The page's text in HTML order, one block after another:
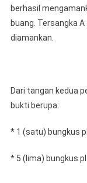
berhasil
buang. Tersangka
diamankan.
Dari tangan kedua
bukti berupa:
* 1 (satu) bungkus
* 5 (lima) bungkus